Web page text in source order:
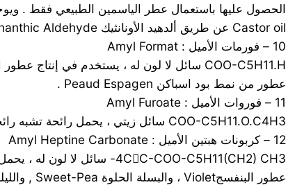
الحصول عليها باستعمال عطر الياسمين الطبيعي فقط .
Castor oil عن طريق ألدهيد الأونانثيك Oenanthic Aldehyde( وإضافة البنزالدهيد) . تحمل عيناته غير النقية الرائحة الثنائية للبنزالدهيد .
10 – فورمات الأميل : Amyl Format
عطور من نمط بود اسباكن Peaud Espagen .
11 – فوروات الأميل : Amyl Furoate
COO-C5H11.O.C4H3 سائل زيتي ، يحمل رائحة تشبه رائحة ساليسيلات الأميل .
12 – كربونات هبتين الأميل : Amyl Heptine Carbonate
عطور البنفسجViolet ، والبسلة الحلوة Sweet-Pea , والليلك lilac تضفي عليها رائحة قيمة جداً .